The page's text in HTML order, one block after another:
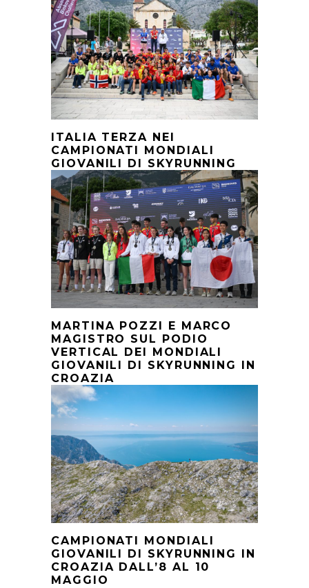
ITALIA TERZA NEI
CAMPIONATI MONDIALI
GIOVANILI DI SKYRUNNING
MARTINA POZZI E MARCO
MAGISTRO SUL PODIO
VERTICAL DEI MONDIALI
GIOVANILI DI SKYRUNNING IN
CROAZIA
CAMPIONATI MONDIALI
GIOVANILI DI SKYRUNNING IN
CROAZIA DALL’8 AL 10
MAGGIO